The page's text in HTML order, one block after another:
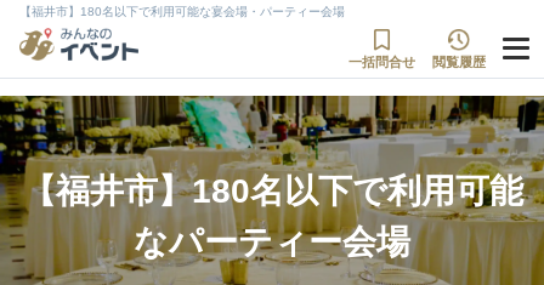
【福井市】180名以下で利用可能な宴会場・パーティー会場
一括問合せ 閲覧履歴
【福井市】180名以下で利用可能
なパーティー会場